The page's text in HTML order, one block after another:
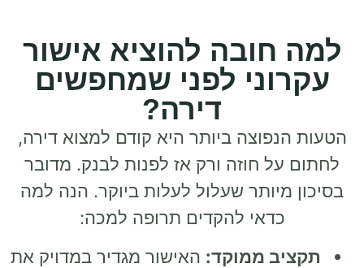
למה חובה להוציא אישור
עקרוני לפני שמחפשים
דירה?
הטעות הנפוצה ביותר היא קודם למצוא דירה,
לחתום על חוזה ורק אז לפנות לבנק. מדובר
בסיכון מיותר שעלול לעלות ביוקר. הנה למה
כדאי להקדים תרופה למכה:
תקציב ממוקד: האישור מגדיר במדויק את